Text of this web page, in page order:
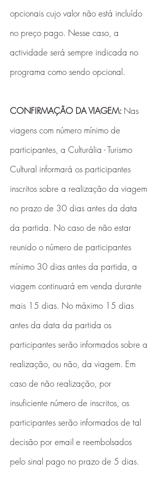
opcionais cujo valor não está incluído
no preço pago. Nesse caso, a
actividade será sempre indicada no
programa como sendo opcional.
CONFIRMAÇÃO DA VIAGEM: Nas
viagens com número mínimo de
participantes, a Culturália - Turismo
Cultural informará os participantes
inscritos sobre a realização da viagem
no prazo de 30 dias antes da data
da partida. No caso de não estar
reunido o número de participantes
mínimo 30 dias antes da partida, a
viagem continuará em venda durante
mais 15 dias. No máximo 15 dias
antes da data da partida os
participantes serão informados sobre a
realização, ou não, da viagem. Em
caso de não realização, por
insuficiente número de inscritos, os
participantes serão informados de tal
decisão por email e reembolsados
pelo sinal pago no prazo de 5 dias.